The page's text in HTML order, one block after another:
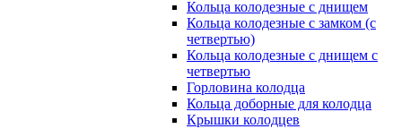
Кольца колодезные с днищем
Кольца колодезные с замком (с
четвертью)
Кольца колодезные с днищем с
четвертью
Горловина колодца
Кольца доборные для колодца
Крышки колодцев